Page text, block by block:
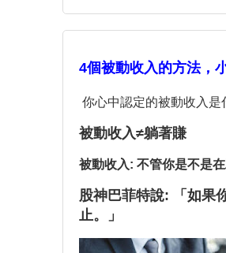
4個被動收入的方法，
你心中認定的被動收入是
被動收入≠躺著賺
被動收入: 不管你是不是
股神巴菲特說: 「如果
止。」